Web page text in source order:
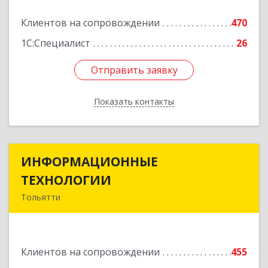
Клиентов на сопровождении
470
1С:Специалист
26
Отправить заявку
Показать контакты
Отправить заявку
Назад
ИНФОРМАЦИОННЫЕ
ТЕХНОЛОГИИ
Тольятти
Клиентов на сопровождении
455
ИНФОРМАЦИОННЫЕ
Подробнее